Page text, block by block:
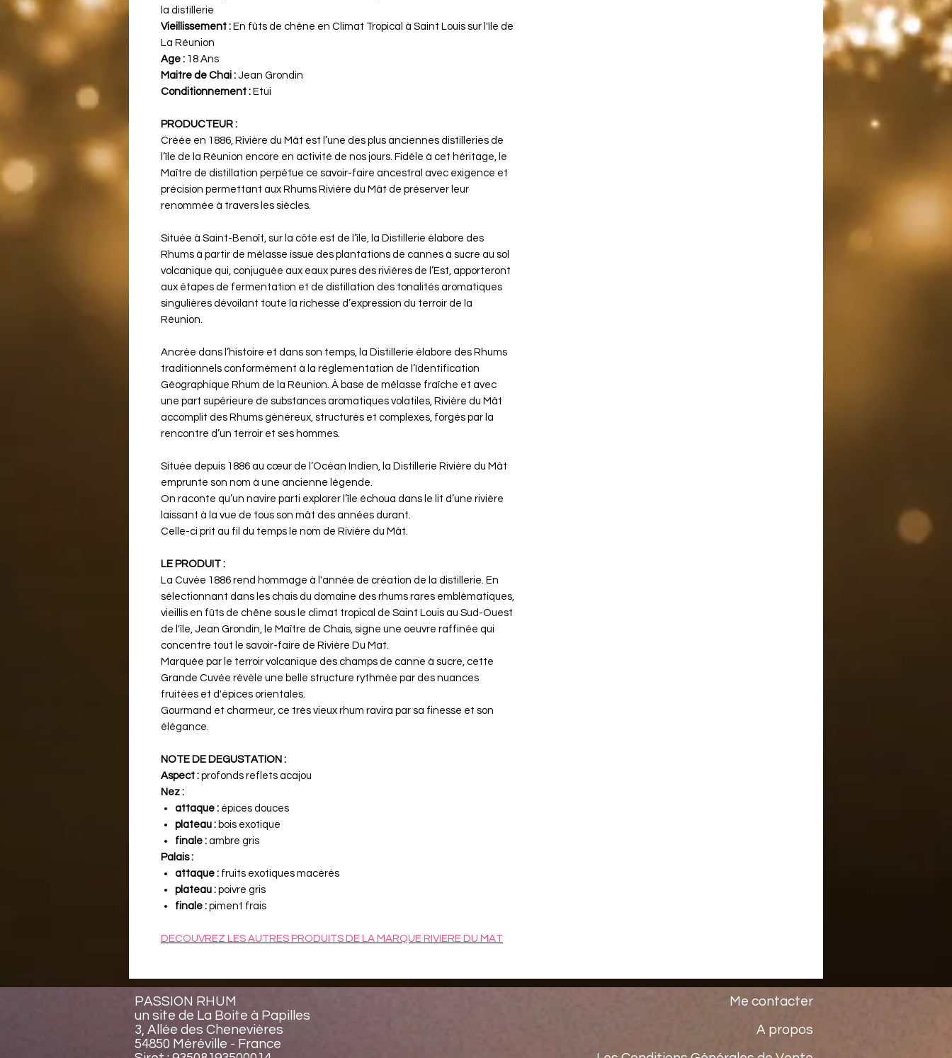
la distillerie
Vieillissement : En fûts de chêne en Climat Tropical à Saint Louis sur l'île de
La Réunion
Age : 18 Ans
Maitre de Chai : Jean Grondin
Conditionnement : Etui
PRODUCTEUR :
Créée en 1886, Rivière du Mât est l’une des plus anciennes distilleries de
l’île de la Réunion encore en activité de nos jours. Fidèle à cet héritage, le
Maître de distillation perpétue ce savoir-faire ancestral avec exigence et
précision permettant aux Rhums Rivière du Mât de préserver leur
renommée à travers les siècles.
Située à Saint-Benoît, sur la côte est de l’île, la Distillerie élabore des
Rhums à partir de mélasse issue des plantations de cannes à sucre au sol
volcanique qui, conjuguée aux eaux pures des rivières de l’Est, apporteront
aux étapes de fermentation et de distillation des tonalités aromatiques
singulières dévoilant toute la richesse d’expression du terroir de la
Réunion.
Ancrée dans l’histoire et dans son temps, la Distillerie élabore des Rhums
traditionnels conformément à la réglementation de l’Identification
Géographique Rhum de la Réunion. À base de mélasse fraîche et avec
une part supérieure de substances aromatiques volatiles, Rivière du Mât
accomplit des Rhums généreux, structurés et complexes, forgés par la
rencontre d’un terroir et ses hommes.
Située depuis 1886 au cœur de l’Océan Indien, la Distillerie Rivière du Mât
emprunte son nom à une ancienne légende.
On raconte qu’un navire parti explorer l’île échoua dans le lit d’une rivière
laissant à la vue de tous son mât des années durant.
Celle-ci prit au fil du temps le nom de Rivière du Mât.
LE PRODUIT :
La Cuvée 1886 rend hommage à l'année de création de la distillerie. En
sélectionnant dans les chais du domaine des rhums rares emblématiques,
vieillis en fûts de chêne sous le climat tropical de Saint Louis au Sud-Ouest
de l'île, Jean Grondin, le Maître de Chais, signe une oeuvre raffinée qui
concentre tout le savoir-faire de Rivière Du Mat.
Marquée par le terroir volcanique des champs de canne à sucre, cette
Grande Cuvée révèle une belle structure rythmée par des nuances
fruitées et d'épices orientales.
Gourmand et charmeur, ce très vieux rhum ravira par sa finesse et son
élégance.
NOTE DE DEGUSTATION :
Aspect : profonds reflets acajou
Nez :
attaque : épices douces
plateau : bois exotique
finale : ambre gris
Palais :
attaque : fruits exotiques macérés
plateau : poivre gris
finale : piment frais
DECOUVREZ LES AUTRES PRODUITS DE LA MARQUE RIVIERE DU MAT
PASSION RHUM
un site de La Boite à Papilles
3, Allée des Chenevières
54850 Méréville - France
Me contacter
A propos